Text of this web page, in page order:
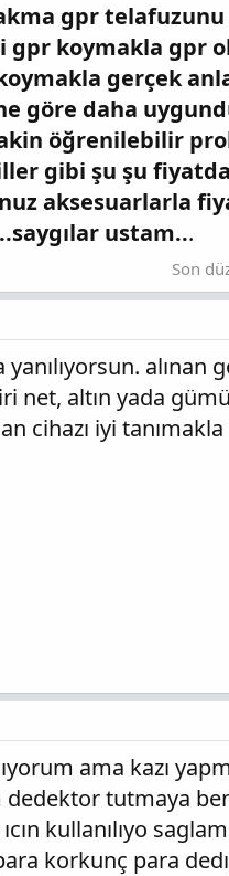
gpr
koymakla gpr
gerçek
göre daha
öğrenilebilir
gibi şu şu
aksesuarlarla
ustam...
Son
alınan
net, altın yada
cihazı iyi
ama kazı
dedektor tutmaya
kullanılıyo
korkunç para